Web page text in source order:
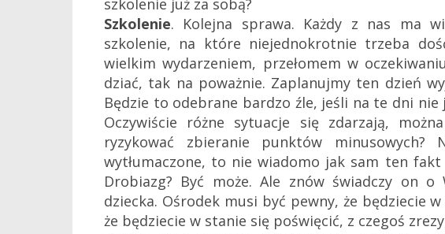
szkolenie już za sobą?
Szkolenie. Kolejna sprawa. Każdy z nas ma
szkolenie, na które niejednokrotnie trzeba
wielkim wydarzeniem, przełomem w
dziać, tak na poważnie. Zaplanujmy ten dzień
Będzie to odebrane bardzo źle, jeśli na te dni
Oczywiście różne sytuacje się zdarzają,
ryzykować zbieranie punktów minusowych?
wytłumaczone, to nie wiadomo jak sam ten
Drobiazg? Być może. Ale znów świadczy on
dziecka. Ośrodek musi być pewny, że będziecie
że będziecie w stanie się poświęcić, z czegoś